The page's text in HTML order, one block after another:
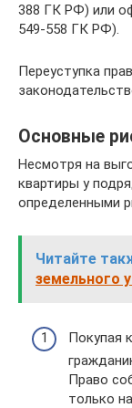
388 ГК РФ) или
549-558 ГК РФ).
Переуступка
Основные
Несмотря на
квартиры у
определенными
Читайте
земельного
Покупая
Право
только